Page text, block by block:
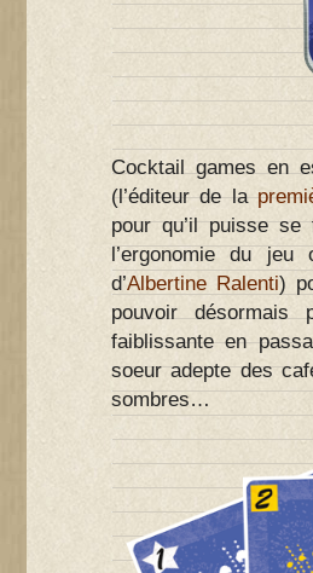
Cocktail games en
(l’éditeur de la
pour qu’il puisse
l’ergonomie du
d’Albertine Ralenti)
pouvoir
faiblissante en
soeur adepte des
sombres…